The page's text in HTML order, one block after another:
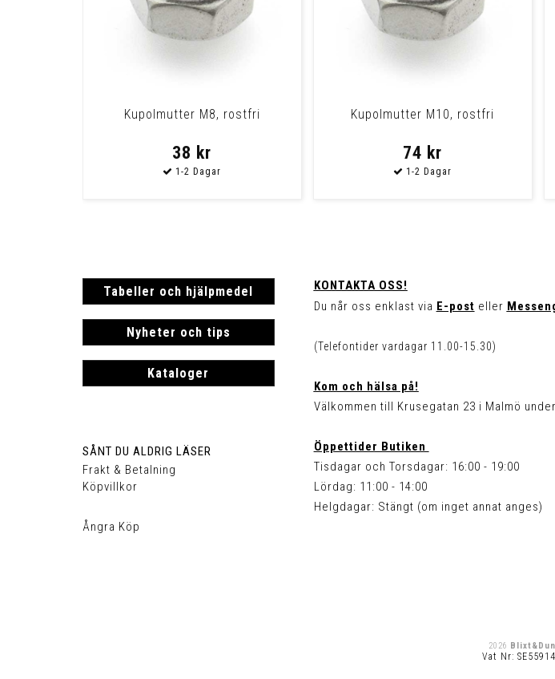
Kupolmutter M8, rostfri
38 kr
Kupolmutter M10, rostfri
74 kr
Tabeller och hjälpmedel
Nyheter och tips
Kataloger
SÅNT DU ALDRIG LÄSER
Frakt & Betalning
Köpvillkor
Ångra Köp
KONTAKTA OSS!
Du når oss enklast via E-post eller
(Telefontider vardagar 11.00-15.30)
Kom och hälsa på!
Välkommen till Krusegatan 23 i Malmö
Öppettider Butiken
Tisdagar och Torsdagar: 16:00 - 19:00
Lördag: 11:00 - 14:00
Helgdagar: Stängt (om inget annat anges)
2026
Vat Nr: